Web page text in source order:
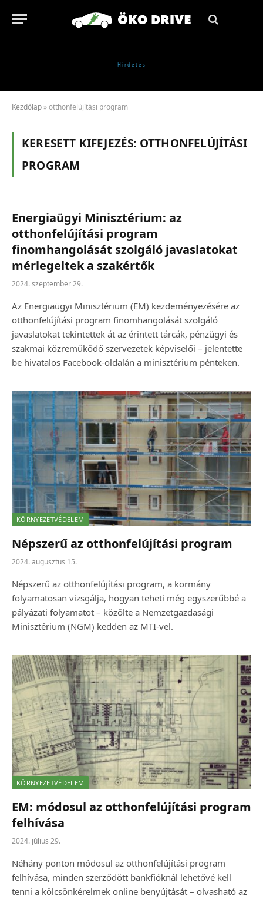
Kezdőlap »otthonfelújítási program
KERESETT KIFEJEZÉS: OTTHONFELÚJÍTÁSI
PROGRAM
Energiaügyi Minisztérium: az
otthonfelújítási program
finomhangolását szolgáló javaslatokat
mérlegeltek a szakértők
2024. szeptember 29.
Az Energiaügyi Minisztérium (EM) kezdeményezésére az
otthonfelújítási program finomhangolását szolgáló
javaslatokat tekintettek át az érintett tárcák, pénzügyi és
szakmai közreműködő szervezetek képviselői – jelentette
be hivatalos Facebook-oldalán a minisztérium pénteken.
KÖRNYEZETVÉDELEM
Népszerű az otthonfelújítási program
2024. augusztus 15.
Népszerű az otthonfelújítási program, a kormány
folyamatosan vizsgálja, hogyan teheti még egyszerűbbé a
pályázati folyamatot – közölte a Nemzetgazdasági
Minisztérium (NGM) kedden az MTI-vel.
KÖRNYEZETVÉDELEM
EM: módosul az otthonfelújítási program
felhívása
2024. július 29.
Néhány ponton módosul az otthonfelújítási program
felhívása, minden szerződött bankfióknál lehetővé kell
tenni a kölcsönkérelmek online benyújtását – olvasható az